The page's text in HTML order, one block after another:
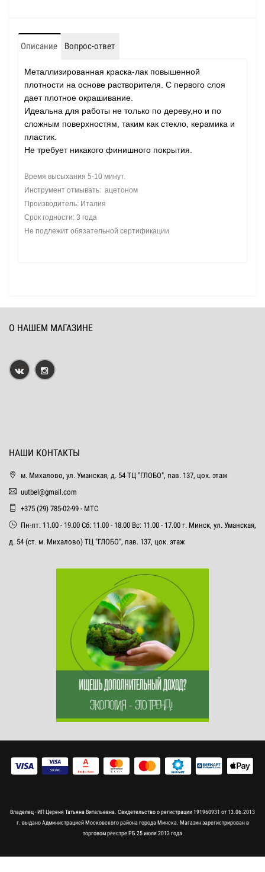
Описание Вопрос-ответ
Металлизированная краска-лак повышенной
плотности на основе растворителя. С первого слоя
дает плотное окрашивание.
Идеальна для работы не только по дереву,но и по
сложным поверхностям, таким как стекло, керамика и
пластик.
Не требует никакого финишного покрытия.
Время высыхания 5-10 минут.
Инструмент отмывать: ацетоном
Производитель: Италия
Срок годности: 3 года
Не подлежит обязательной сертификации
О НАШЕМ МАГАЗИНЕ
НАШИ КОНТАКТЫ
м. Михалово, ул. Уманская, д. 54 ТЦ "ГЛОБО", пав. 137, цок. этаж
uutbel@gmail.com
+375 (29) 785-02-99 - МТС
Пн-пт: 11.00 - 19.00 Сб: 11.00 - 18.00 Вс: 11.00 - 17.00 г. Минск, ул. Уманская,
д. 54 (ст. м. Михалово) ТЦ "ГЛОБО", пав. 137, цок. этаж
Владелец - ИП Цереня Татьяна Витальевна. Свидетельство о регистрации 191960931 от 13.06.2013
г. выдано Администрацией Московского района города Минска. Магазин зарегистрирован в
торговом реестре РБ 25 июля 2013 года